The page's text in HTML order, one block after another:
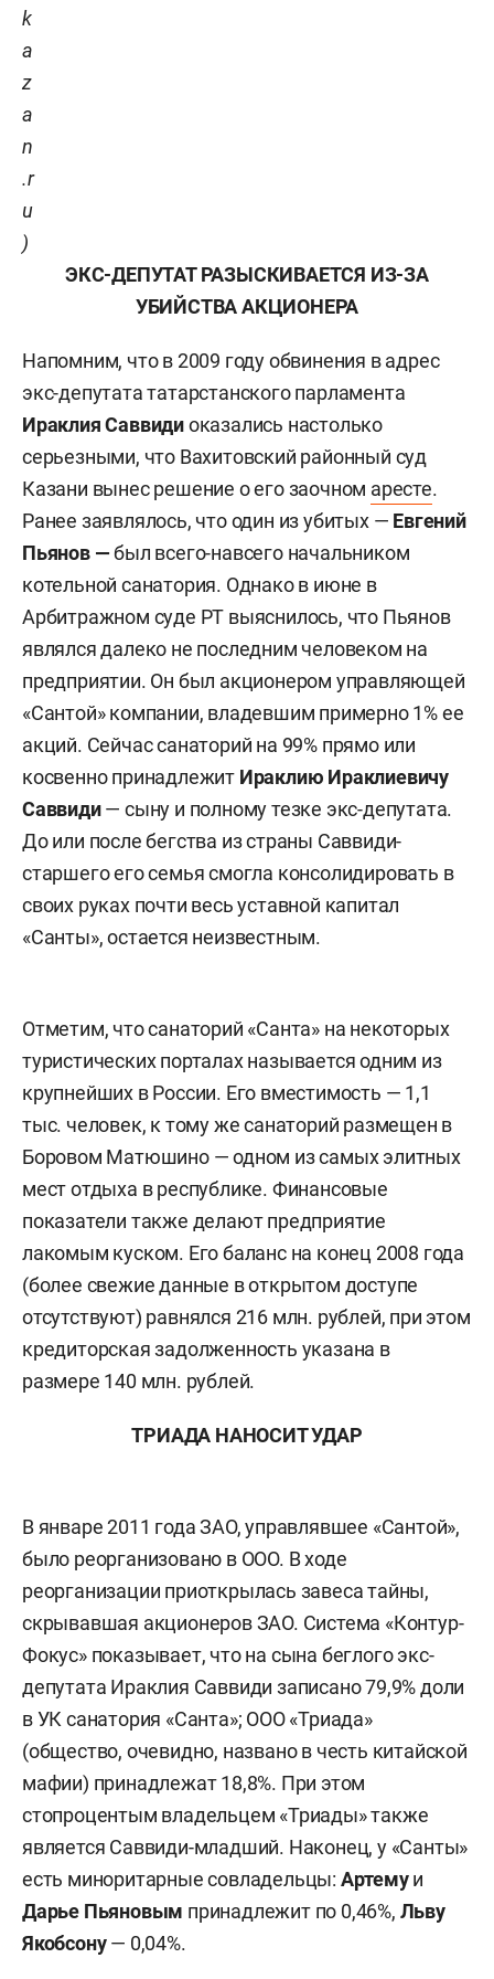
k
a
z
a
n
.r
u
)
ЭКС-ДЕПУТАТ РАЗЫСКИВАЕТСЯ ИЗ-ЗА
УБИЙСТВА АКЦИОНЕРА
Напомним, что в 2009 году обвинения в адрес
экс-депутата татарстанского парламента
Ираклия Саввидиоказались настолько
серьезными, что Вахитовский районный суд
Казани вынес решение о его заочном аресте.
Ранее заявлялось, что один из убитых — Евгений
Пьянов —был всего-навсего начальником
котельной санатория. Однако в июне в
Арбитражном суде РТ выяснилось, что Пьянов
являлся далеко не последним человеком на
предприятии. Он был акционером управляющей
«Сантой» компании, владевшим примерно 1% ее
акций. Сейчас санаторий на 99% прямо или
косвенно принадлежит Ираклию Ираклиевичу
Саввиди— сыну и полному тезке экс-депутата.
До или после бегства из страны Саввиди-
старшего его семья смогла консолидировать в
своих руках почти весь уставной капитал
«Санты», остается неизвестным.
Отметим, что санаторий «Санта» на некоторых
туристических порталахназываетсяодним из
крупнейших в России. Его вместимость — 1,1
тыс. человек, к тому же санаторий размещен в
Боровом Матюшино — одном из самых элитных
мест отдыха в республике. Финансовые
показатели также делают предприятие
лакомым куском. Его баланс на конец 2008 года
(более свежие данные в открытом доступе
отсутствуют) равнялся 216 млн. рублей, при этом
кредиторская задолженность указана в
размере 140 млн. рублей.
ТРИАДА НАНОСИТ УДАР
В январе 2011 года ЗАО, управлявшее «Сантой»,
было реорганизовано в ООО. В ходе
реорганизации приоткрылась завеса тайны,
скрывавшая акционеров ЗАО. Система «Контур-
Фокус» показывает, что на сына беглого экс-
депутата Ираклия Саввиди записано 79,9% доли
в УК санатория «Санта»; ООО «Триада»
(общество, очевидно, названо в честь китайской
мафии) принадлежат 18,8%. При этом
стопроцентым владельцем «Триады» также
является Саввиди-младший. Наконец, у «Санты»
есть миноритарные совладельцы: Артемуи
Дарье Пьяновым принадлежит по 0,46%, Льву
Якобсону— 0,04%.